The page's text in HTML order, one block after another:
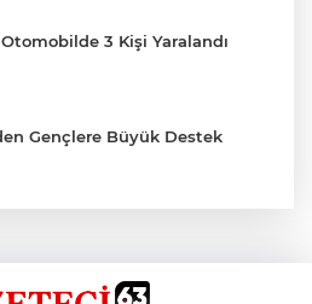
3 Kişi Yaralandı
Gençlere Büyük Destek